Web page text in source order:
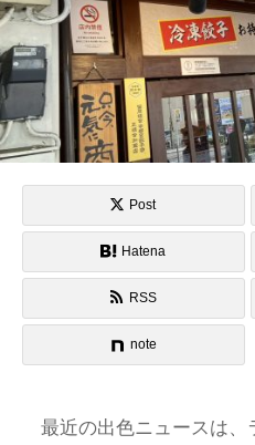
Post
Hatena
RSS
note
最近の出色ニュースは、